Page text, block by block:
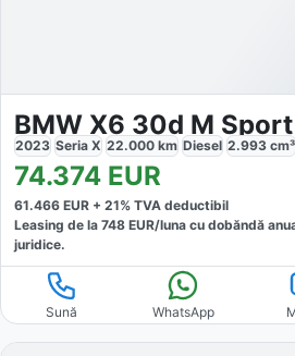
BMW X6 30d M Sport
2023 Seria X 22.000 km Diesel 2.993 cm³
74.374 EUR
61.466 EUR + 21% TVA deductibil
Leasing de la 748 EUR/luna cu dobăndă
juridice.
Sună WhatsApp